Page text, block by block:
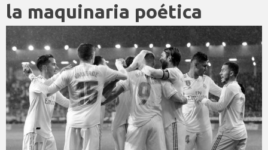
la maquinaria poética